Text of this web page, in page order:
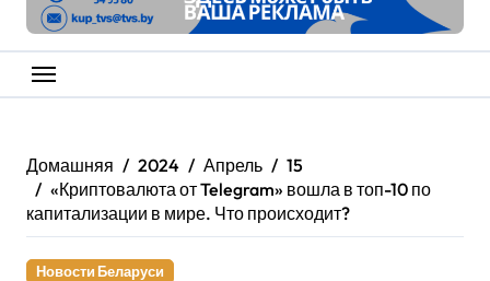
Домашняя 2024 Апрель
15
«Криптовалюта от Telegram» вошла в топ-10 по
капитализации в мире. Что происходит?
Новости Беларуси